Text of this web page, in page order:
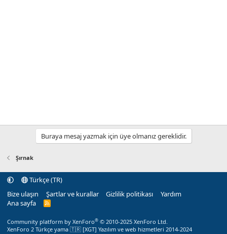
Buraya mesaj yazmak için üye olmanız gereklidir.
Şırnak
Türkçe (TR)
Bize ulaşın
Şartlar ve kurallar Gizlilik politikası
Yardım
Ana sayfa
R
Community platform by XenForo® © 2010-2025 XenForo Ltd.
XenForo 2 Türkçe yama 🇹🇷 [XGT] Yazılım ve web hizmetleri 2014-2024